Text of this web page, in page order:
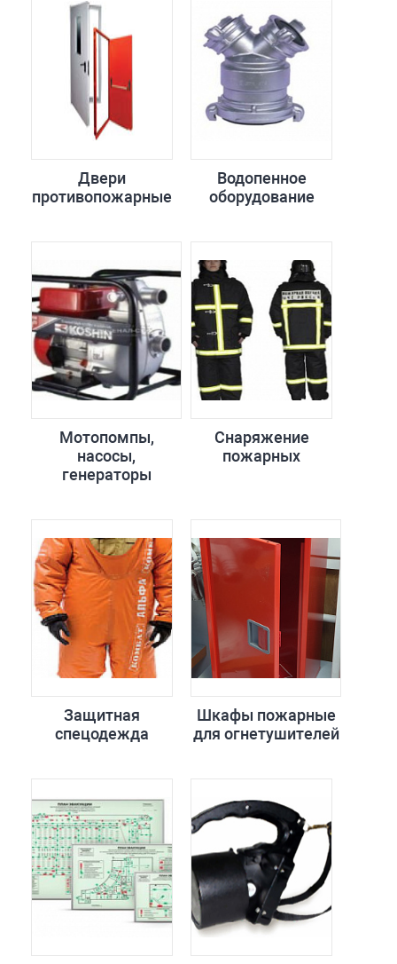
Двери
противопожарные
Водопенное
оборудование
Мотопомпы,
насосы,
генераторы
Снаряжение
пожарных
Защитная
спецодежда
Шкафы пожарные
для огнетушителей